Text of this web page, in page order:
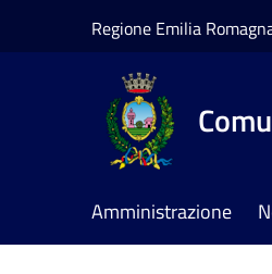
Regione Emilia
Amministrazione